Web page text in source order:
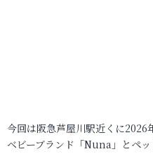
今回は阪急芦屋川駅近くに2026
ベビーブランド「Nuna」とペ